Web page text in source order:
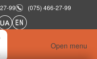
99 (075) 466-27-99
Open menu